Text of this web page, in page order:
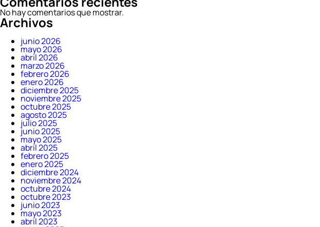
No hay comentarios que mostrar.
Archivos
junio 2026
mayo 2026
abril 2026
marzo 2026
febrero 2026
enero 2026
diciembre 2025
noviembre 2025
octubre 2025
agosto 2025
julio 2025
junio 2025
mayo 2025
abril 2025
febrero 2025
enero 2025
diciembre 2024
noviembre 2024
octubre 2024
octubre 2023
junio 2023
mayo 2023
abril 2023